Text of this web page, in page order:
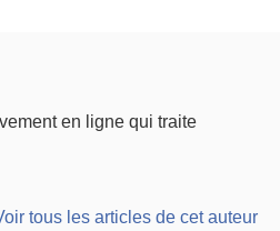
en ligne qui traite
tous les articles de cet auteur